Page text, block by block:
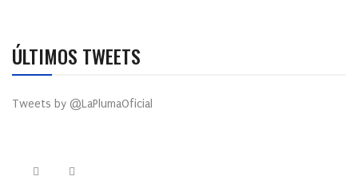
ÚLTIMOS TWEETS
Tweets by @LaPlumaOficial